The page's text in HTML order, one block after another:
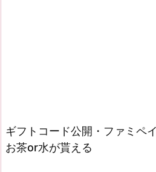
ギフトコード公開・ファミペ
お茶or水が貰える